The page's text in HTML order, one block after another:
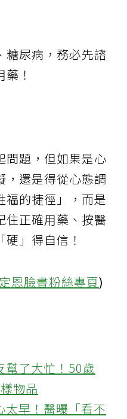
糖尿病，務必先諮
！
問題，但如果是心
，還是得從心態調
福的捷徑」，而是
住正確用藥、按醫
」得自信！
恩臉書粉絲專頁)
幫了大忙！50歲
物品
早！醫曝「看不